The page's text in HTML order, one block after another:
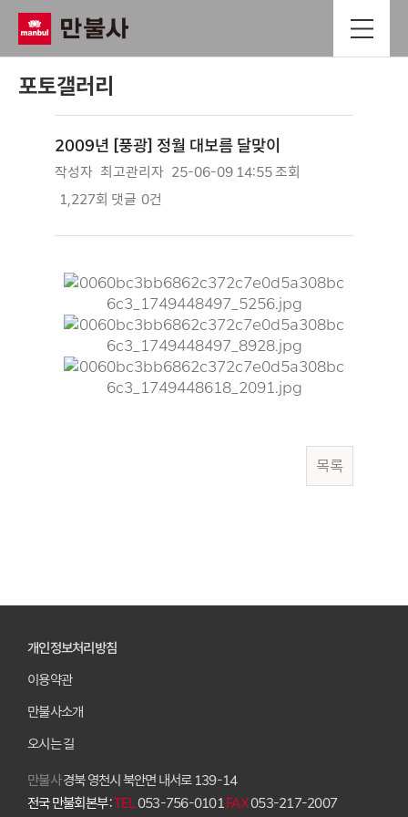
포토갤러리
2009년 [풍광] 정월 대보름 달맞이
작성자 최고관리자 25-06-09 14:55조회
1,227회 댓글 0건
본문
목록
개인정보처리방침
이용약관
만불사소개
오시는 길
만불사경북 영천시 북안면 내서로 139-14
전국 만불회본부 :TEL053-756-0101FAX053-217-2007